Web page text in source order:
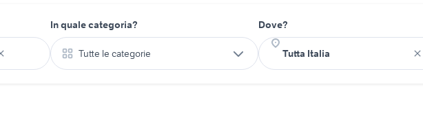
In quale categoria?
Tutte le categorie
Dove?